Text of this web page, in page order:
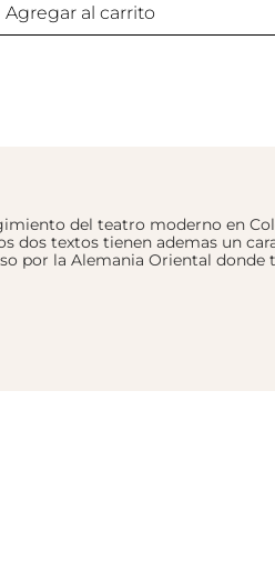
Agregar al carrito
del teatro moderno en
dos textos tienen ademas un
por la Alemania Oriental